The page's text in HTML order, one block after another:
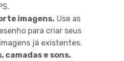
imagens. Use as
para criar seus
já existentes.
e sons.